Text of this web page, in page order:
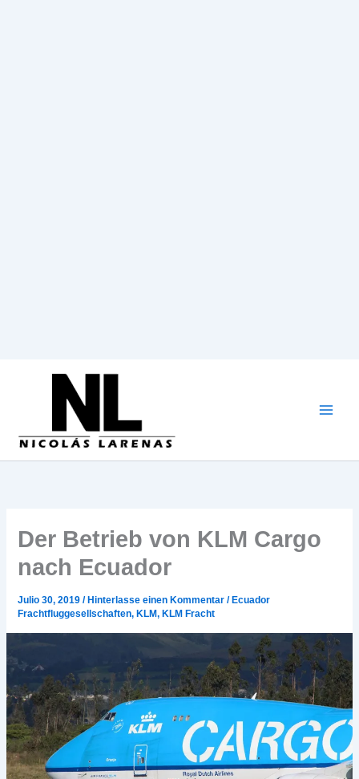
Der Betrieb von KLM Cargo
nach Ecuador
Julio 30, 2019/ Hinterlasse einen Kommentar / Ecuador
Frachtfluggesellschaften, KLM, KLM Fracht